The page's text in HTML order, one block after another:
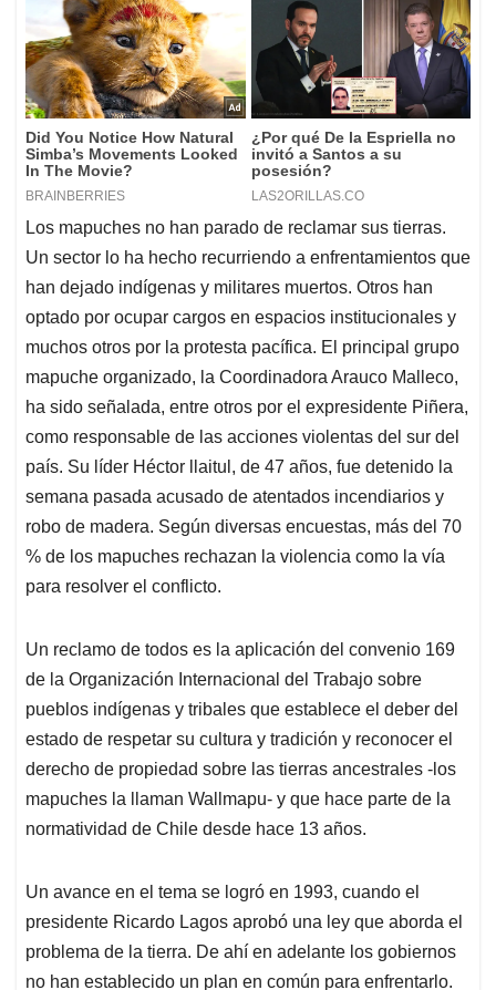
Los mapuches no han parado de reclamar sus tierras.
Un sector lo ha hecho recurriendo a enfrentamientos que
han dejado indígenas y militares muertos. Otros han
optado por ocupar cargos en espacios institucionales y
muchos otros por la protesta pacífica. El principal grupo
mapuche organizado, la Coordinadora Arauco Malleco,
ha sido señalada, entre otros por el expresidente Piñera,
como responsable de las acciones violentas del sur del
país. Su líder Héctor llaitul, de 47 años, fue detenido la
semana pasada acusado de atentados incendiarios y
robo de madera. Según diversas encuestas, más del 70
% de los mapuches rechazan la violencia como la vía
para resolver el conflicto.
Un reclamo de todos es la aplicación del convenio 169
de la Organización Internacional del Trabajo sobre
pueblos indígenas y tribales que establece el deber del
estado de respetar su cultura y tradición y reconocer el
derecho de propiedad sobre las tierras ancestrales -los
mapuches la llaman Wallmapu- y que hace parte de la
normatividad de Chile desde hace 13 años.
Un avance en el tema se logró en 1993, cuando el
presidente Ricardo Lagos aprobó una ley que aborda el
problema de la tierra. De ahí en adelante los gobiernos
no han establecido un plan en común para enfrentarlo.